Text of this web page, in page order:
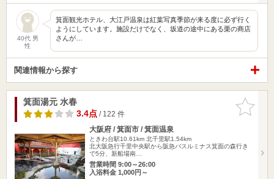
40代 男
性
箕面観光ホテル、大江戸温泉は紅葉写真季節が来る度に必ず行く
ようにしています。施設だけでなく、坂道の途中にある栗の商店
さんが…
関連情報から探す
お気に入
りに追加
箕面湯元 水春
3.4点/ 122 件
大阪府 / 箕面市 / 箕面温泉
ときわ台駅10.61km 北千里駅1.54km
北大阪急行千里中央駅から阪急バスルミナス箕面の森行き
で5分、新船場南…
営業時間 9:00～26:00
入浴料金 1,000円～